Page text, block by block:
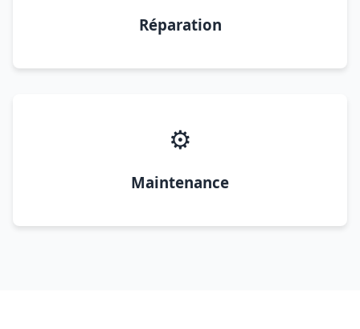
Réparation
⚙️
Maintenance